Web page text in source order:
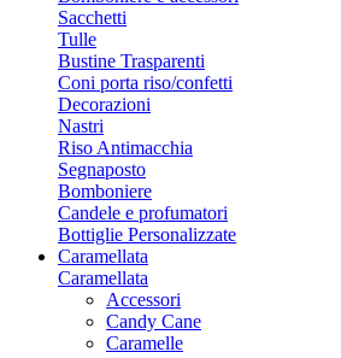
Sacchetti
Tulle
Bustine Trasparenti
Coni porta riso/confetti
Decorazioni
Nastri
Riso Antimacchia
Segnaposto
Bomboniere
Candele e profumatori
Bottiglie Personalizzate
Caramellata
Caramellata
Accessori
Candy Cane
Caramelle